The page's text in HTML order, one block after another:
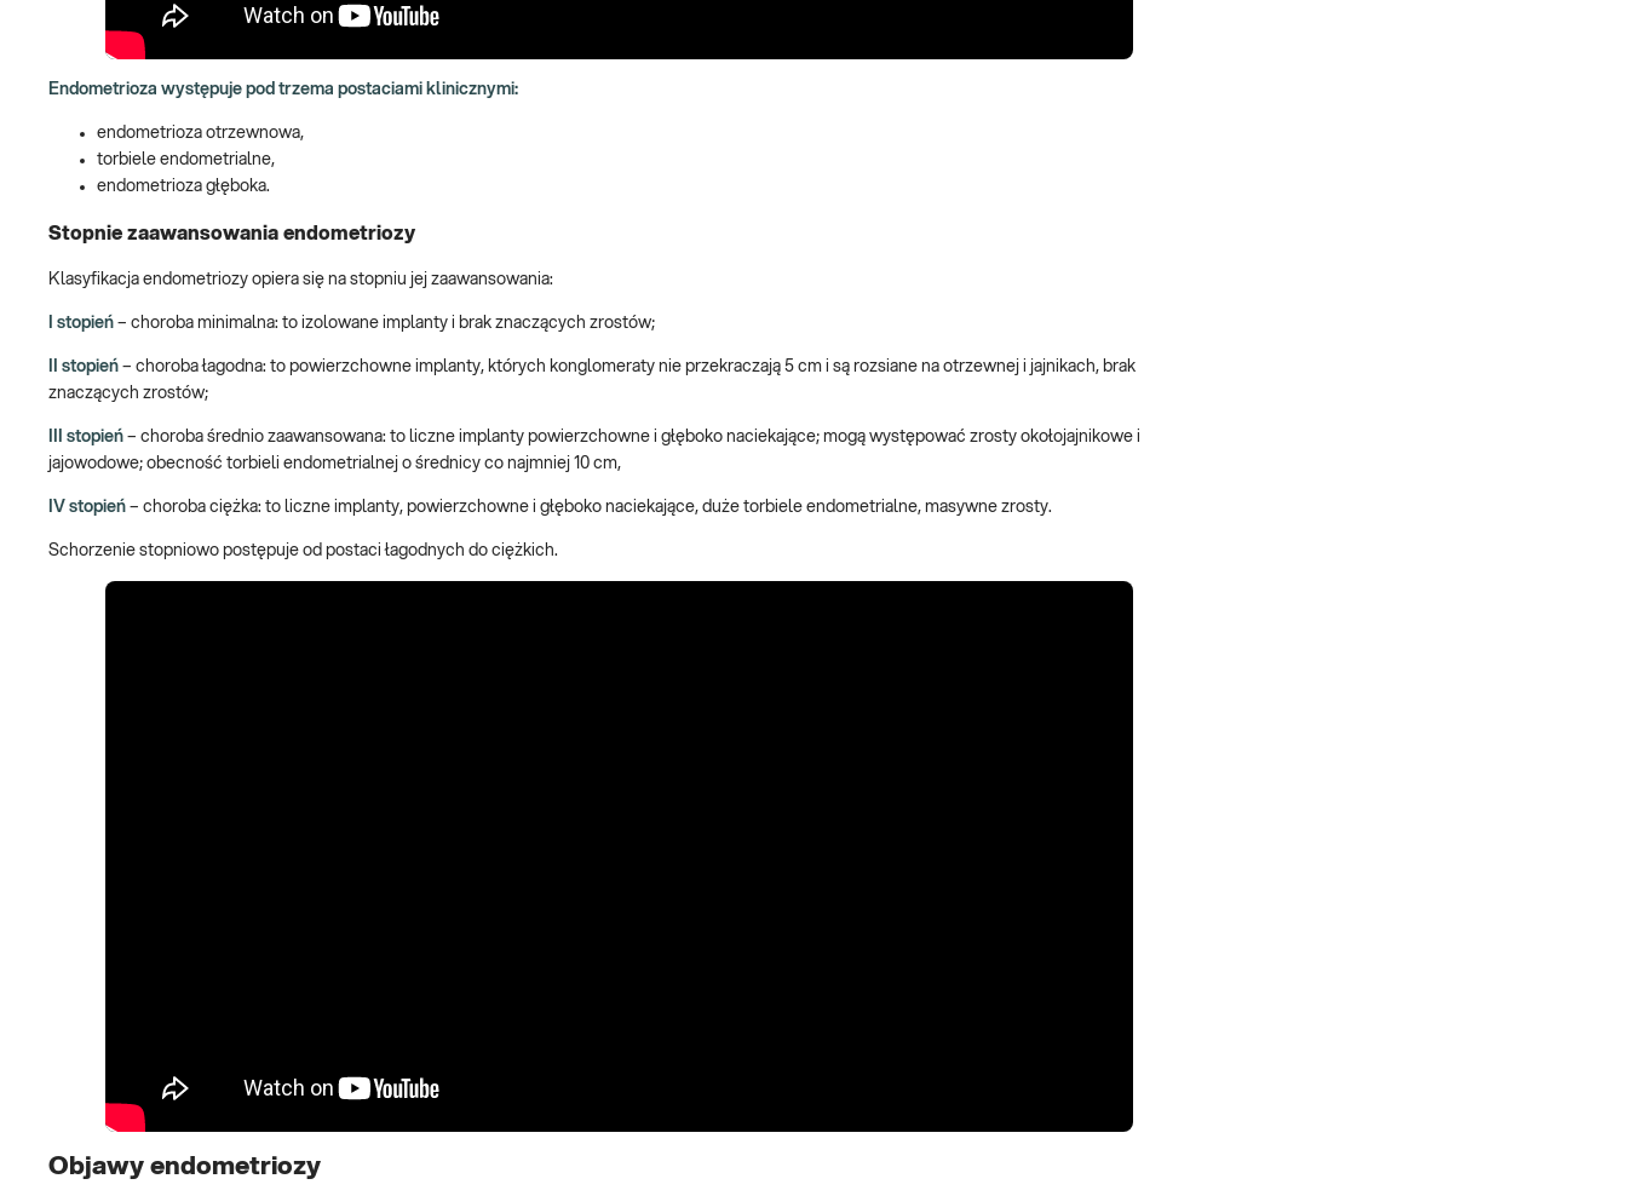
Endometrioza występuje pod trzema postaciami klinicznymi:
endometrioza otrzewnowa,
torbiele endometrialne,
endometrioza głęboka.
Stopnie zaawansowania endometriozy
Klasyfikacja endometriozy opiera się na stopniu jej zaawansowania:
I stopień – choroba minimalna: to izolowane implanty i brak znaczących zrostów;
II stopień – choroba łagodna: to powierzchowne implanty, których konglomeraty nie przekraczają 5 cm i są rozsiane na otrzewnej i jajnikach, brak
znaczących zrostów;
III stopień – choroba średnio zaawansowana: to liczne implanty powierzchowne i głęboko naciekające; mogą występować zrosty okołojajnikowe i
jajowodowe; obecność torbieli endometrialnej o średnicy co najmniej 10 cm,
IV stopień – choroba ciężka: to liczne implanty, powierzchowne i głęboko naciekające, duże torbiele endometrialne, masywne zrosty.
Schorzenie stopniowo postępuje od postaci łagodnych do ciężkich.
Objawy endometriozy